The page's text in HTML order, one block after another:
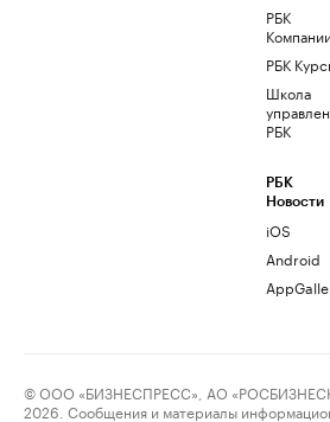
РБК
РБК
Школа
РБК
РБК
Новости
iOS
Android
© ООО «БИЗНЕСПРЕСС», АО
2026. Сообщения и материалы